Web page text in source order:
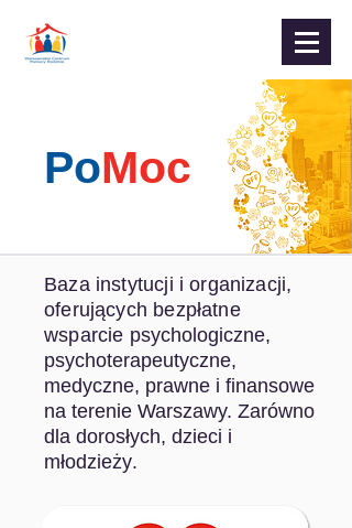
PoMoc
Baza instytucji i organizacji,
oferujących bezpłatne
wsparcie psychologiczne,
psychoterapeutyczne,
medyczne, prawne i finansowe
na terenie Warszawy. Zarówno
dla dorosłych, dzieci i
młodzieży.